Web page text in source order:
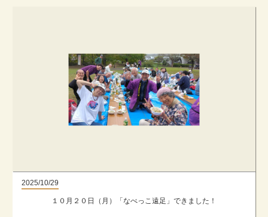
2025/10/29
１０月２０日（月）「なべっこ遠足」できました！